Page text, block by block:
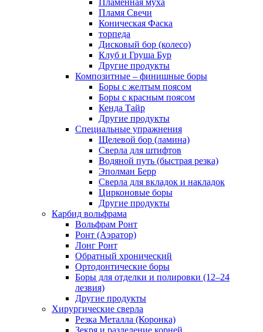
Пламенная муха
Пламя Свечи
Коническая Фаска
торпеда
Дисковый бор (колесо)
Клуб и Груша Бур
Другие продукты
Композитные – финишные боры
Боры с желтым поясом
Боры с красным поясом
Кенда Тайр
Другие продукты
Специальные упражнения
Щелевой бор (ламина)
Сверла для штифтов
Водяной путь (быстрая резка)
Эполман Берр
Сверла для вкладок и накладок
Цирконовые боры
Другие продукты
Карбид вольфрама
Вольфрам Ронт
Ронт (Аэратор)
Лонг Ронт
Обратный хронический
Ортодонтические боры
Боры для отделки и полировки (12–24
лезвия)
Другие продукты
Хирургические сверла
Резка Металла (Коронка)
Зекря и разделение корней